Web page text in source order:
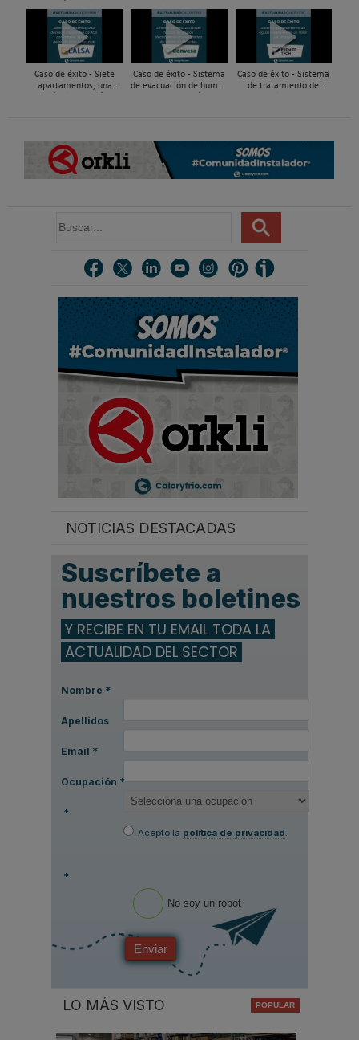
de expansión para
tuberías PEX
infraestructura activa de
gestión del agua...
| Mecatrónica Industrial
Caso de éxito - Siete
apartamentos, una
Caso de éxito - Sistema
de evacuación de humos
Caso de éxito - Sistema
de tratamiento de
u
r
.
NOTICIAS DESTACADAS
Suscríbete a
nuestros boletines
Y RECIBE EN TU EMAIL TODA LA
ACTUALIDAD DEL SECTOR
Nombre *
Apellidos
Email *
Ocupación *
*
Acepto la política de privacidad.
*
No soy un robot
Enviar
LO MÁS VISTO